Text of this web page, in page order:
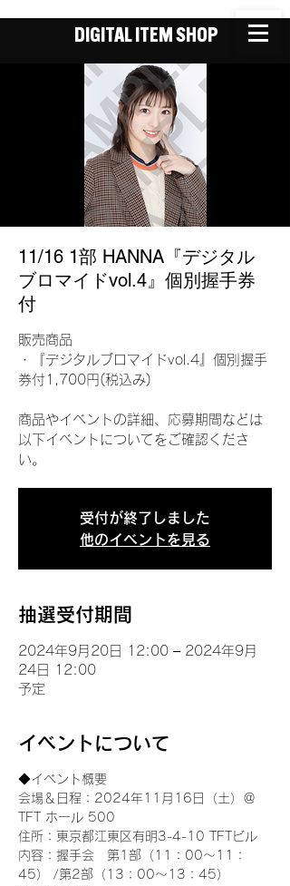
DIGITAL ITEM SHOP
11/16 1部 HANNA『デジタル
ブロマイドvol.4』個別握手券
付
販売商品
・『デジタルブロマイドvol.4』個別握手
券付1,700円(税込み)
商品やイベントの詳細、応募期間などは
以下イベントについてをご確認くださ
い。
受付が終了しました
他のイベントを見る
抽選受付期間
2024年9月20日 12:00 – 2024年9月
24日 12:00
予定
イベントについて
◆イベント概要
会場＆日程：2024年11月16日（土）＠
TFT ホール 500
住所：東京都江東区有明3-4-10 TFTビル
内容：握手会　第1部（11：00～11：
45） /第2部（13：00～13：45）